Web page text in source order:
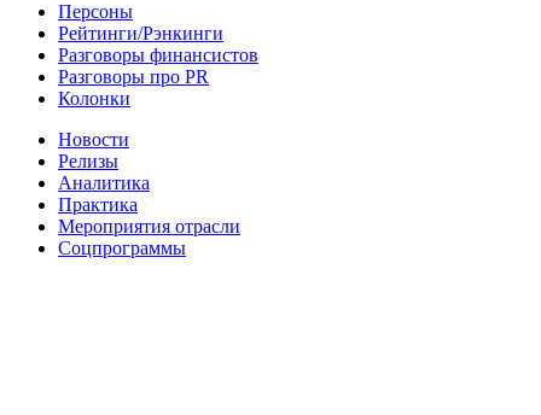
Персоны
Рейтинги/Рэнкинги
Разговоры финансистов
Разговоры про PR
Колонки
Новости
Релизы
Аналитика
Практика
Мероприятия отрасли
Соцпрограммы